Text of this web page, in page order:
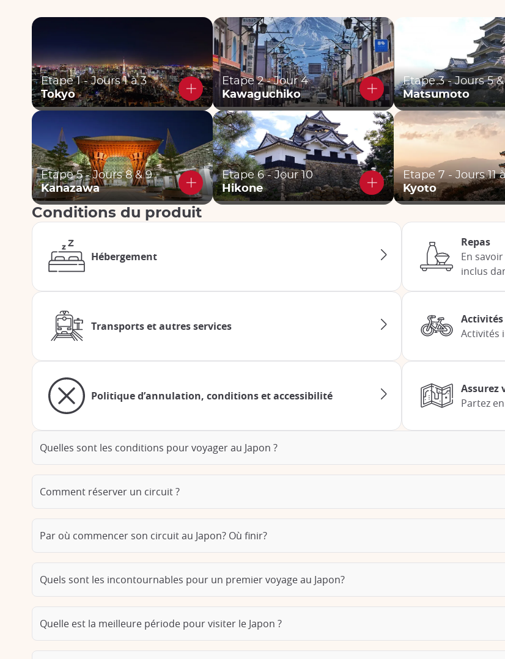
Etape 1 - Jours 1 à 3
Tokyo
Etape 2 - Jour 4
Kawaguchiko
Etape 3 - Jours 5
Matsumoto
Etape 5 - Jours 8 & 9
Kanazawa
Etape 6 - Jour 10
Hikone
Etape 7 - Jours 11
Kyoto
Conditions du produit
Hébergement
Repas
En
inclus
Transports et autres services
Activités
Activités
Politique d’annulation, conditions et accessibilité
Assurez
Partez
Quelles sont les conditions pour voyager au Japon ?
Comment réserver un circuit ?
Par où commencer son circuit au Japon? Où finir?
Quels sont les incontournables pour un premier voyage au Japon?
Quelle est la meilleure période pour visiter le Japon ?